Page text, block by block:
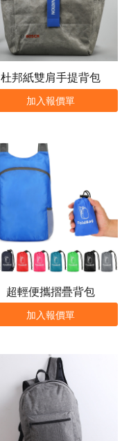
杜邦紙雙肩手提背包
加入報價單
超輕便攜摺疊背包
加入報價單